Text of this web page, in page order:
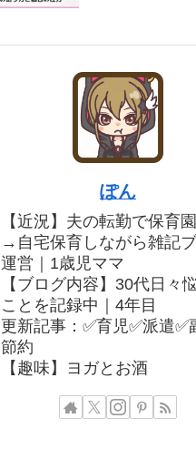
ぽん
【近況】夫の転勤で保育
→自宅保育しながら雑記
運営｜1歳児ママ
【ブログ内容】30代日々
ことを記録中｜4年目
更新記事：✅育児✅派遣✅
節約
【趣味】ヨガとお酒